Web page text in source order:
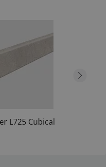
L725 Cubical